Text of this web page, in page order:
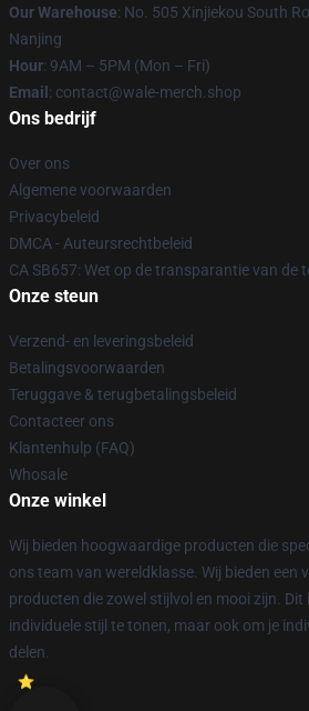
Our Warehouse: No. 505 Xinjiekou South
Nanjing
Hour: 9AM – 5PM (Mon – Fri)
Email : contact@wale-merch.shop
Ons bedrijf
Over ons
Algemene voorwaarden
Privacybeleid
DMCA - Auteursrechtbeleid
CA SB657: Wet op de transparantie van de
Onze steun
Verzend- en leveringsbeleid
Betalingsvoorwaarden
Teruggave & terugbetalingsbeleid
Contacteer ons
Klantenhulp (FAQ)
Whosale
Onze winkel
Wij bieden hoogwaardige producten die
ons team van wereldklasse. Wij bieden een
producten die zowel stijlvol en mooi zijn. Dit
individuele stijl te tonen, maar ook om je
delen.